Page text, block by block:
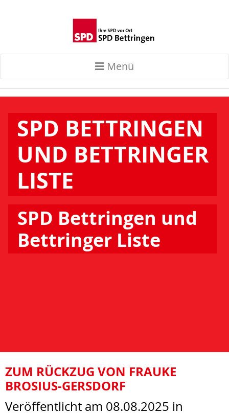
Menü
SPD BETTRINGEN
UND BETTRINGER
LISTE
SPD Bettringen und
Bettringer Liste
ZUM RÜCKZUG VON FRAUKE
BROSIUS-GERSDORF
Veröffentlicht am 08.08.2025 in